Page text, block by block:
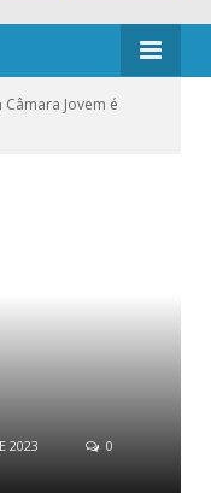
Câmara Jovem é
2023
0